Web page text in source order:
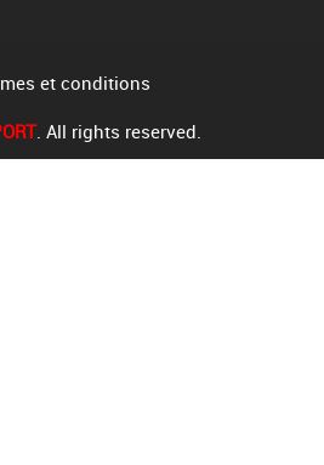
et conditions
. All rights reserved.